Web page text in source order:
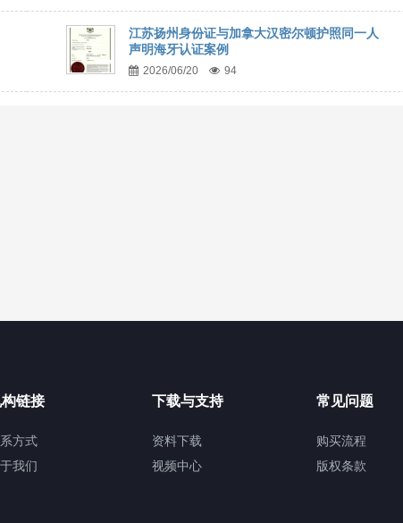
江苏扬州身份证与加拿大汉密尔顿护照同一人
声明海牙认证案例
2026/06/20 94
链接
方式
我们
下载与支持
资料下载
视频中心
常见问题
购买流程
版权条款